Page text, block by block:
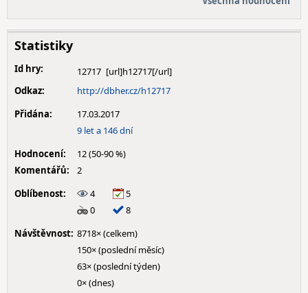
Statistiky
Id hry:
12717
Odkaz:
http://dbher.cz/h12717
Přidána:
17.03.2017
9 let a 146 dní
Hodnocení:
12 (50-90 %)
Komentářů:
2
Oblíbenost:
4
5
0
8
Návštěvnost: 8718× (celkem)
150× (poslední měsíc)
63× (poslední týden)
0× (dnes)